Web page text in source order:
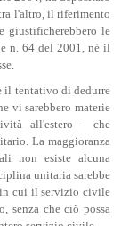
l'altro, il riferimento
giustificherebbero le
n. 64 del 2001, né il
il tentativo di dedurre
vi sarebbero materie
all'estero - che
La maggioranza
non esiste alcuna
unitaria sarebbe
in cui il servizio civile
senza che ciò possa